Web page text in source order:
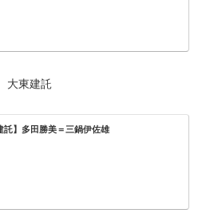
東建託
託】多田勝美＝三鍋伊佐雄